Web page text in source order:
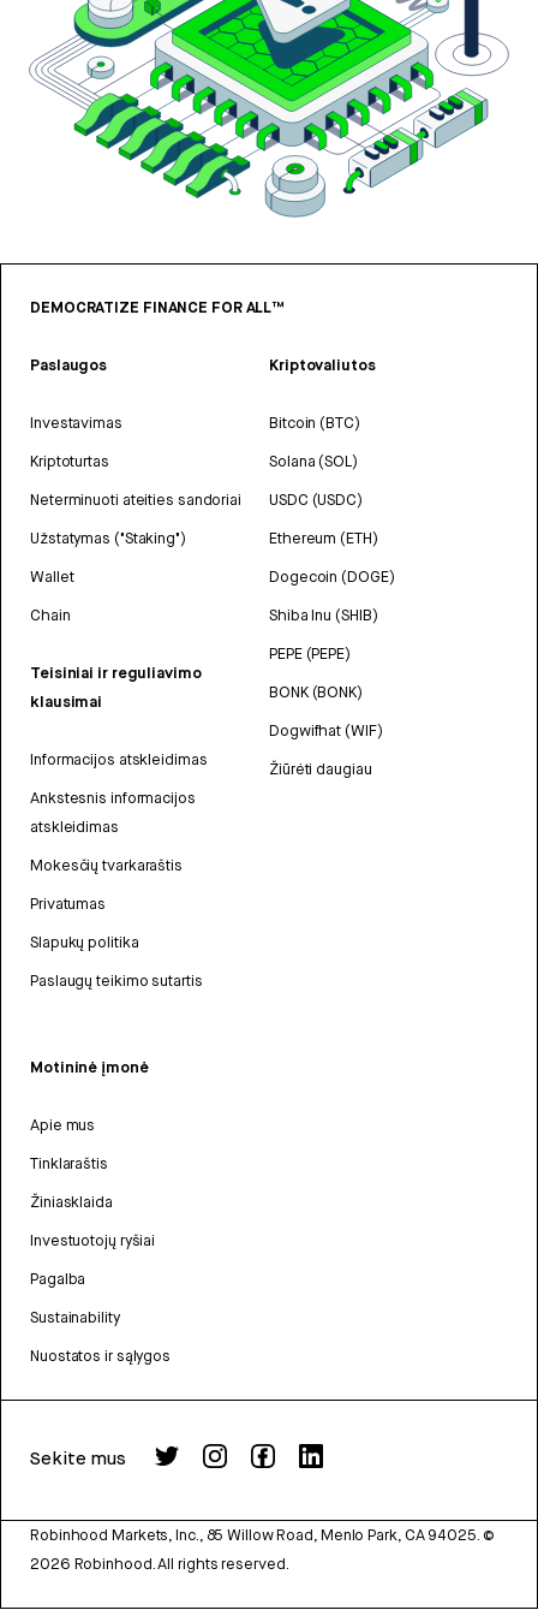
DEMOCRATIZE FINANCE FOR ALL™
Paslaugos
Investavimas
Kriptoturtas
Neterminuoti ateities sandoriai
Užstatymas ("Staking")
Wallet
Chain
Teisiniai ir reguliavimo
klausimai
Informacijos atskleidimas
Ankstesnis informacijos
atskleidimas
Mokesčių tvarkaraštis
Privatumas
Slapukų politika
Paslaugų teikimo sutartis
Kriptovaliutos
Bitcoin (BTC)
Solana (SOL)
USDC (USDC)
Ethereum (ETH)
Dogecoin (DOGE)
Shiba Inu (SHIB)
PEPE (PEPE)
BONK (BONK)
Dogwifhat (WIF)
Žiūrėti daugiau
Motininė įmonė
Apie mus
Tinklaraštis
Žiniasklaida
Investuotojų ryšiai
Pagalba
Sustainability
Nuostatos ir sąlygos
Sekite mus
Robinhood Markets, Inc., 85 Willow Road, Menlo Park, CA 94025. ©
2026 Robinhood. All rights reserved.